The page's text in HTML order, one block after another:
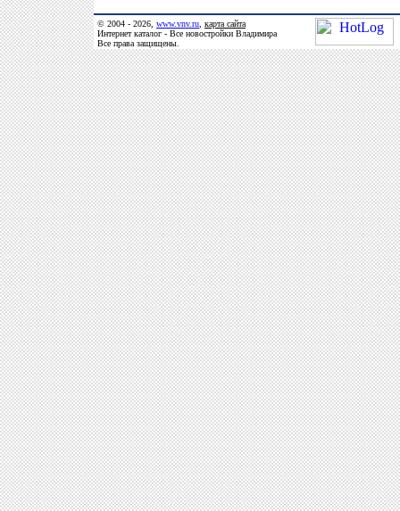
© 2004 - 2026, www.vnv.ru карта сайта
Интернет каталог - Все новостройки Владимира
Все права защищены.